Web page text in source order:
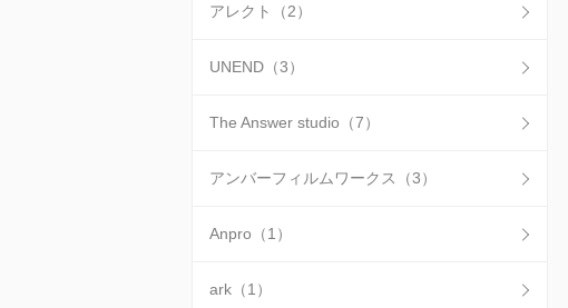
アレクト（2）
UNEND（3）
The Answer studio（7）
アンバーフィルムワークス（3）
Anpro（1）
ark（1）